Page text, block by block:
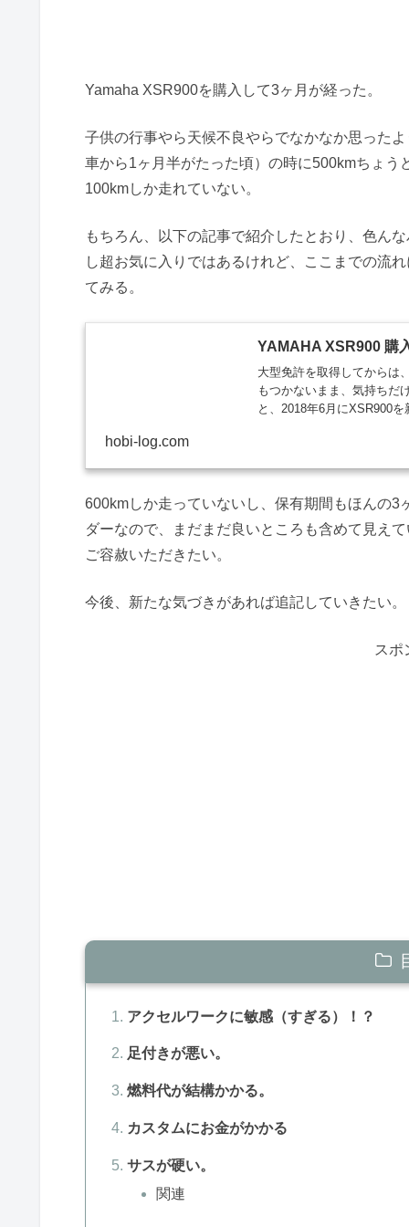
Yamaha XSR900を購入して3ヶ月が経った。
子供の行事やら天候不良やらでなかなか思った
車から1ヶ月半がたった頃）の時に500kmちょ
100kmしか走れていない。
もちろん、以下の記事で紹介したとおり、色ん
し超お気に入りではあるけれど、ここまでの流
てみる。
YAMAHA XSR900 購
大型免許を取得してからは
もつかないまま、気持ちだ
と、2018年6月にXSR900
hobi-log.com
600kmしか走っていないし、保有期間もほんの
ダーなので、まだまだ良いところも含めて見え
ご容赦いただきたい。
今後、新たな気づきがあれば追記していきたい。
スポ
アクセルワークに敏感（すぎる）！？
足付きが悪い。
燃料代が結構かかる。
カスタムにお金がかかる
サスが硬い。
関連